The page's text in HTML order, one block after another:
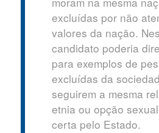
excluídas por não
valores da nação.
candidato poderia
para exemplos de
excluídas da
seguirem a mesma
etnia ou opção
certa pelo Estado.